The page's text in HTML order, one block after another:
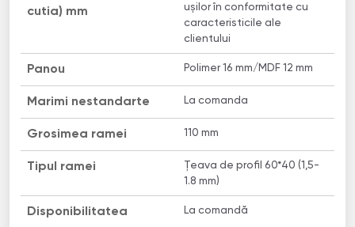
cutia) mm
ușilor în conformitate cu
caracteristicile ale
clientului
Panou Polimer 16 mm/MDF 12 mm
Marimi nestandarte La comanda
Grosimea ramei 110 mm
Tipul ramei
Țeava de profil 60*40 (1,5-
1.8 mm)
Disponibilitatea La comandă